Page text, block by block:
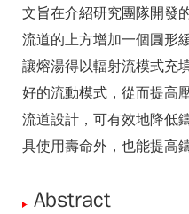
文旨在介紹研究團隊開發
流道的上方增加一個圓形
讓熔湯得以輻射流模式充
好的流動模式，從而提高
流道設計，可有效地降低
具使用壽命外，也能提高
Abstract